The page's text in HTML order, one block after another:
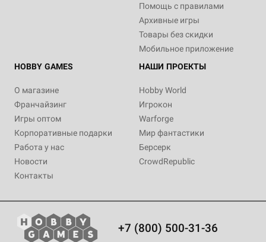
Помощь с правилами
Архивные игры
Товары без скидки
Мобильное приложение
HOBBY GAMES
О магазине
Франчайзинг
Игры оптом
Корпоративные подарки
Работа у нас
Новости
Контакты
НАШИ ПРОЕКТЫ
Hobby World
Игрокон
Warforge
Мир фантастики
Берсерк
CrowdRepublic
+7 (800) 500-31-36